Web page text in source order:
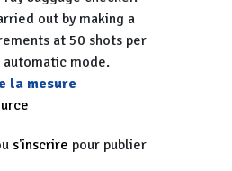
out by making a
at 50 shots per
automatic mode.
la mesure
s'inscrire pour publier